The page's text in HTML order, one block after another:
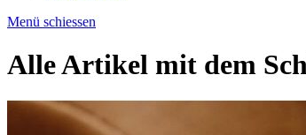
Menü schiessen
Alle Artikel mit dem